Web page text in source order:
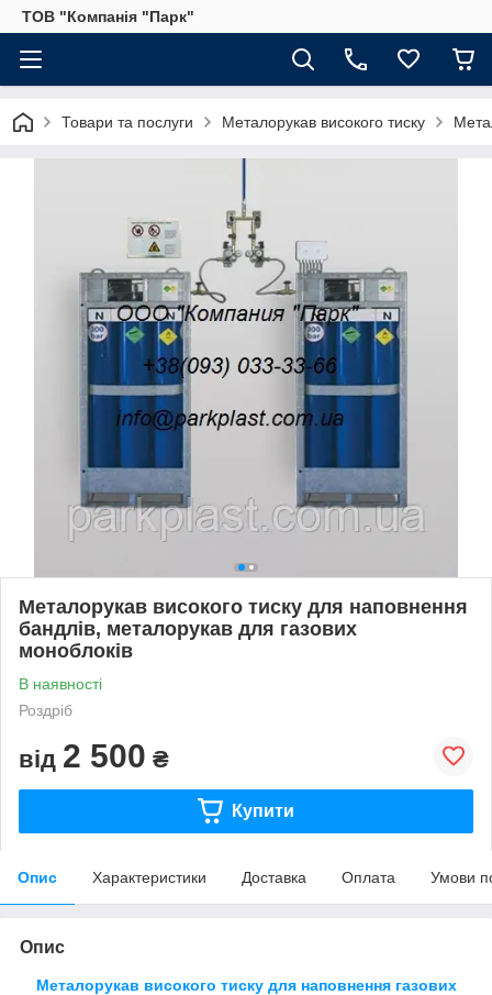
ТОВ "Компанія "Парк"
Товари та послуги Металорукав високого тиску
Металорукав високого тиску для наповнення
бандлів, металорукав для газових
моноблоків
В наявності
Роздріб
від 2 500 ₴
Купити
Опис Характеристики Доставка Оплата Умови
Опис
Металорукав високого тискудля наповнення газових